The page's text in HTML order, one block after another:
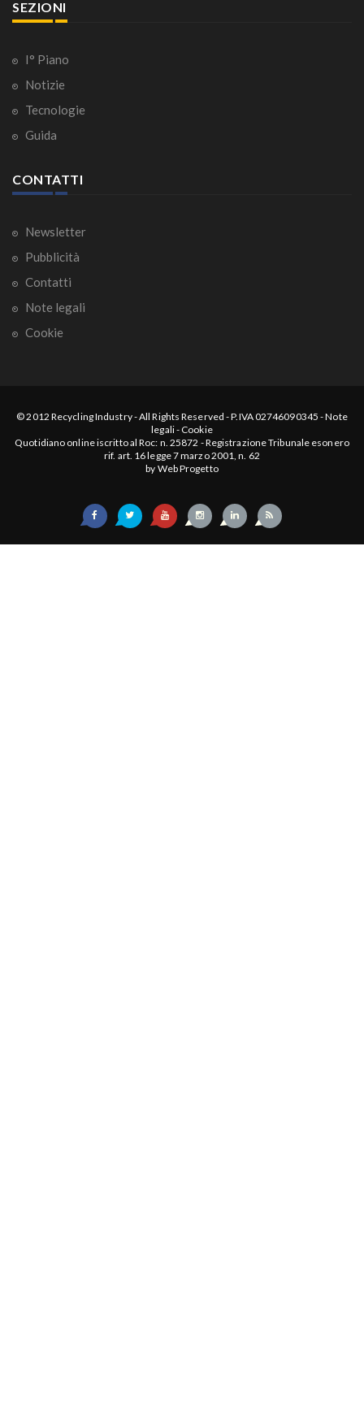
SEZIONI
I° Piano
Notizie
Tecnologie
Guida
CONTATTI
Newsletter
Pubblicità
Contatti
Note legali
Cookie
© 2012 Recycling Industry-All Rights Reserved - P.IVA 02746090345 -Note
legali- Cookie
Quotidiano online iscritto al Roc: n. 25872 - Registrazione Tribunale esonero
rif. art. 16 legge 7 marzo 2001, n. 62
by Web Progetto